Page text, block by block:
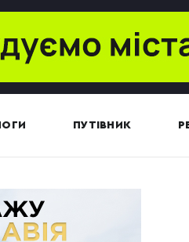
ПУТІВНИК